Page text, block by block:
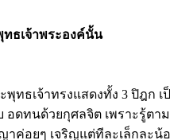
ธเจ้าพระองค์นั้น
ทธเจ้าทรงแสดงทั้ง 3 ปิฎก
อดทนด้วยกุศลจิต เพราะรู้ต
ค่อยๆ เจริญแต่ทีละเล็กละน้